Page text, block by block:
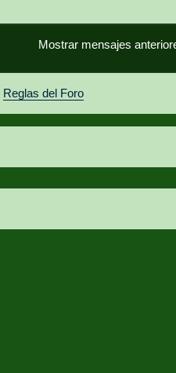
Mostrar mensajes
Reglas del Foro